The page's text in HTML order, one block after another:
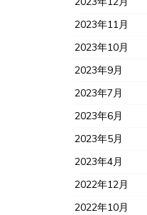
2023年11月
2023年10月
2023年9月
2023年7月
2023年6月
2023年5月
2023年4月
2022年12月
2022年10月